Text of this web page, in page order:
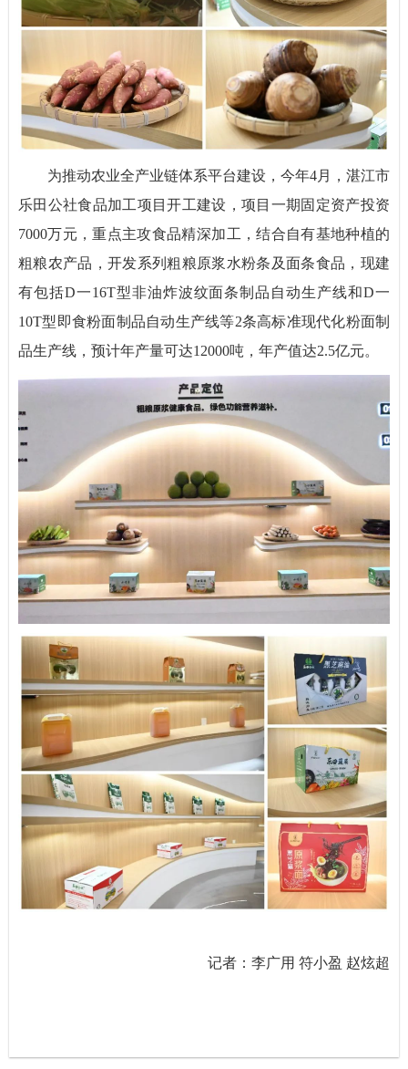
为推动农业全产业链体系平台建设，今年4月，湛江市
乐田公社食品加工项目开工建设，项目一期固定资产投资
7000万元，重点主攻食品精深加工，结合自有基地种植的
粗粮农产品，开发系列粗粮原浆水粉条及面条食品，现建
有包括D一16T型非油炸波纹面条制品自动生产线和D一
10T型即食粉面制品自动生产线等2条高标准现代化粉面制
品生产线，预计年产量可达12000吨，年产值达2.5亿元。
记者：李广用 符小盈 赵炫超